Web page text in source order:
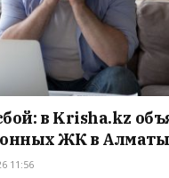
в Krisha.kz
ЖК в Алматы
11:56